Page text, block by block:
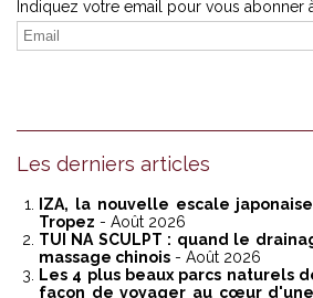
Indiquez votre email pour vous abonner
Les derniers articles
IZA, la nouvelle escale
Tropez - Août 2026
TUI NA SCULPT : quand le
massage chinois - Août 2026
Les 4 plus beaux parcs naturels
façon de voyager au cœur